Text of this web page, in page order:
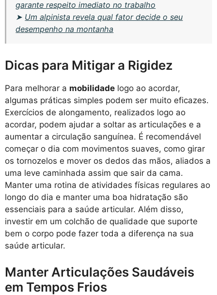
garante respeito imediato no trabalho
➤ Um alpinista revela qual fator decide o seu
desempenho na montanha
Dicas para Mitigar a Rigidez
Para melhorar a mobilidade logo ao acordar,
algumas práticas simples podem ser muito eficazes.
Exercícios de alongamento, realizados logo ao
acordar, podem ajudar a soltar as articulações e a
aumentar a circulação sanguínea. É recomendável
começar o dia com movimentos suaves, como girar
os tornozelos e mover os dedos das mãos, aliados a
uma leve caminhada assim que sair da cama.
Manter uma rotina de atividades físicas regulares ao
longo do dia e manter uma boa hidratação são
essenciais para a saúde articular. Além disso,
investir em um colchão de qualidade que suporte
bem o corpo pode fazer toda a diferença na sua
saúde articular.
Manter Articulações Saudáveis
em Tempos Frios